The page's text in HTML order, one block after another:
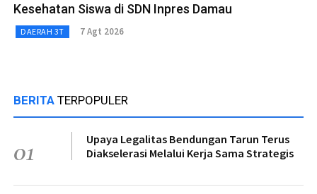
Kesehatan Siswa di SDN Inpres Damau
DAERAH 3T 7 Agt 2026
BERITA TERPOPULER
01
Upaya Legalitas Bendungan Tarun Terus
Diakselerasi Melalui Kerja Sama Strategis